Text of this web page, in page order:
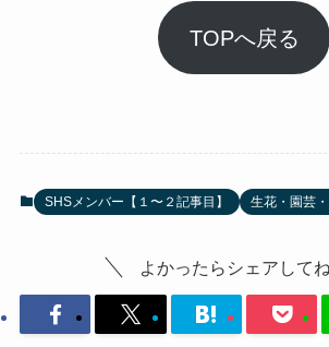
TOPへ戻る
SHSメンバー【１〜２記事目】 生花・園芸
よかったらシェアしてね